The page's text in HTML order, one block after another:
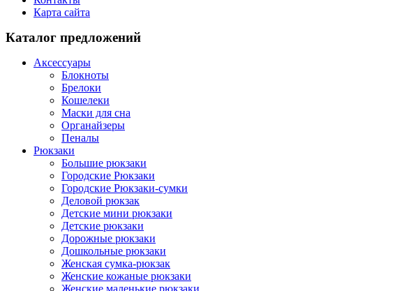
Карта сайта
Каталог предложений
Аксессуары
Блокноты
Брелоки
Кошелеки
Маски для сна
Органайзеры
Пеналы
Рюкзаки
Большие рюкзаки
Городские Рюкзаки
Городские Рюкзаки-сумки
Деловой рюкзак
Детские мини рюкзаки
Детские рюкзаки
Дорожные рюкзаки
Дошкольные рюкзаки
Женская сумка-рюкзак
Женские кожаные рюкзаки
Женские маленькие рюкзаки